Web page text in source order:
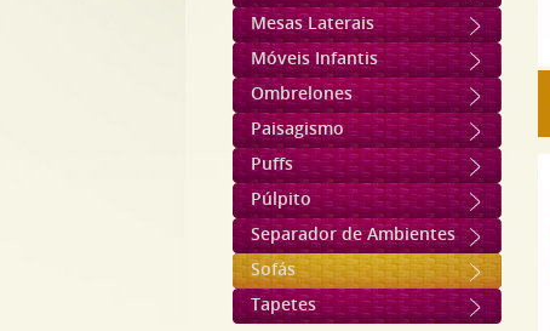
Mesas Laterais
Móveis Infantis
Ombrelones
Paisagismo
Puffs
Púlpito
Separador de Ambientes
Sofás
Tapetes